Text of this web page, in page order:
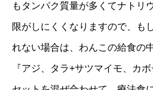
もタンパク質量が多くてナトリ
限がしにくくなりますので、も
れない場合は、わんこの給食の
『アジ、タラ+サツマイモ、カ